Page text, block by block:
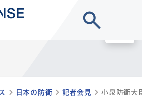
日本の防衛 記者会見